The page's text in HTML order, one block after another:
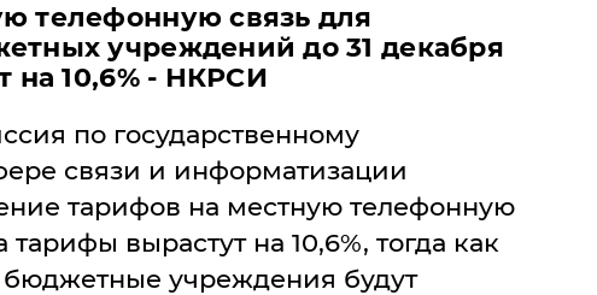
телефонную связь для
учреждений до 31 декабря
на 10,6% - НКРСИ
по государственному
связи и информатизации
тарифов на местную телефонную
тарифы вырастут на 10,6%, тогда как
бюджетные учреждения будут